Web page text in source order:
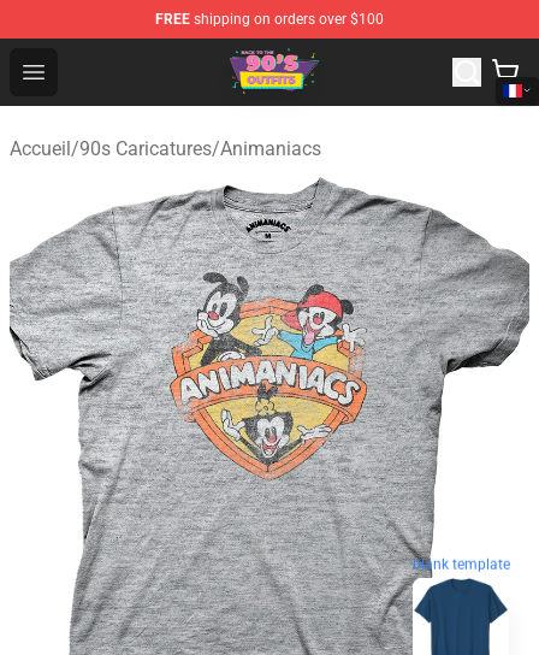
FREE shipping on orders over $100
Open menu
90s Outfits Store - Official 90s Outfits Merchandise Shop
Accueil/90s Caricatures/Animaniacs
blank template